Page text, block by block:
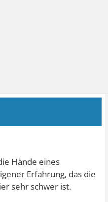
Hände eines
Erfahrung, das die
sehr schwer ist.